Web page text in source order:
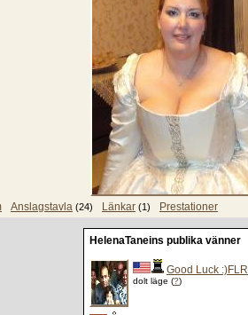
Anslagstavla (24) Länkar (1) Prestationer
HelenaTaneins publika vänner
Good Luck :)FLR
dolt läge (?)